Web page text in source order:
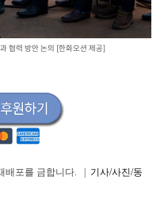
협력 방안 논의 [한화오션 제공]
배포를 금합니다. | 기사/사진/동